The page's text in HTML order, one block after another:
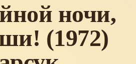
ночи,
(1972)